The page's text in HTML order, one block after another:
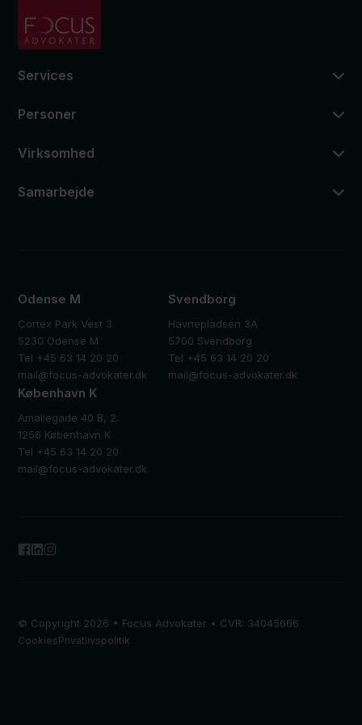
Services
Personer
Virksomhed
Samarbejde
Odense M
Cortex Park Vest 3
5230 Odense M
Tel +45 63 14 20 20
mail@focus-advokater.dk
Svendborg
Havnepladsen 3A
5700 Svendborg
Tel +45 63 14 20 20
mail@focus-advokater.dk
København K
Amaliegade 40 B, 2.
1256 København K
Tel +45 63 14 20 20
mail@focus-advokater.dk
© Copyright 2026 • Focus Advokater • CVR: 34045666
CookiesPrivatlivspolitik